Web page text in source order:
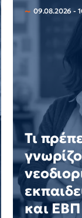
09.08.2026 -
Τι
και ΕΒΠ